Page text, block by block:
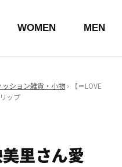
WOMEN MEN
ッション雑貨・小物› 【＝LOVE
ップ
美里さん愛